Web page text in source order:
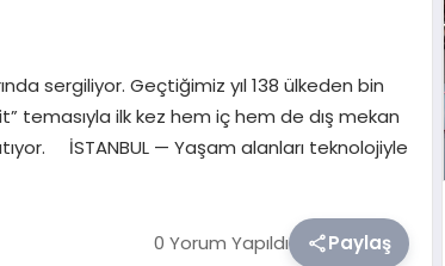
sergiliyor. Geçtiğimiz yıl 138 ülkeden bin
temasıyla ilk kez hem iç hem de dış mekan
İSTANBUL — Yaşam alanları teknolojiyle
0 Yorum Yapıldı Paylaş